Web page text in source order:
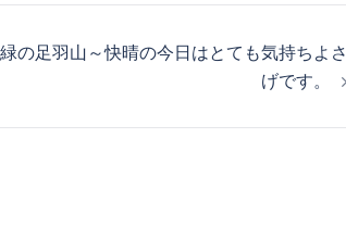
の足羽山～快晴の今日はとても気持ちよさ
げです。